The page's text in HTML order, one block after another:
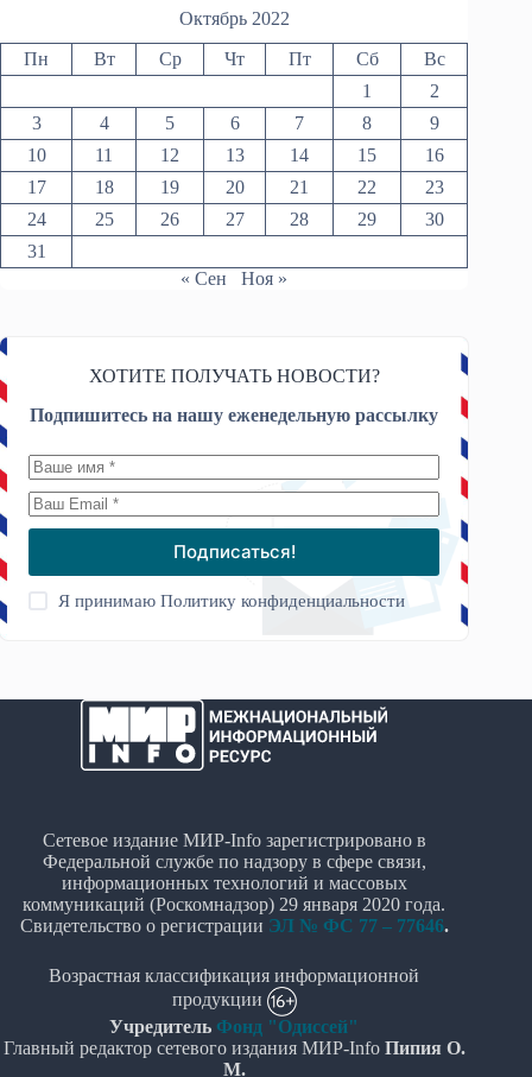
Октябрь 2022
Пн Вт Ср Чт Пт Сб
Вс
1
2
3
4 5 6 7 8
9
10
11 12 13 14 15
16
17
18 19 20 21 22
23
24
25 26 27 28 29
30
31
« Сен
Ноя »
ХОТИТЕ ПОЛУЧАТЬ НОВОСТИ?
Подпишитесь на нашу еженедельную рассылку
Подписаться!
Я принимаюПолитику конфиденциальности
Сетевое издание МИР-Info зарегистрировано в
Федеральной службе по надзору в сфере связи,
информационных технологий и массовых
коммуникаций (Роскомнадзор) 29 января 2020 года.
Свидетельство о регистрации ЭЛ № ФС 77 – 77646.
Возрастная классификация информационной
продукции
Учредитель Фонд "Одиссей"
Главный редактор сетевого издания МИР-Info Пипия О.
М.